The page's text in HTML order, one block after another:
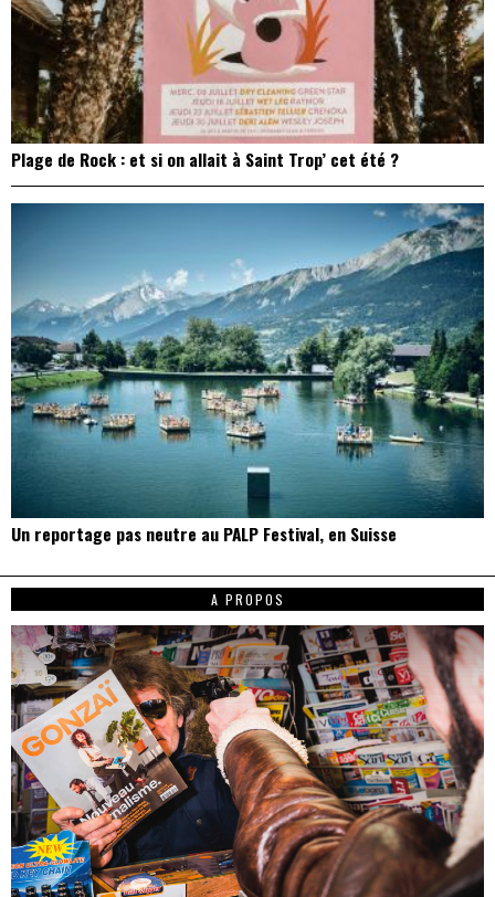
Plage de Rock : et si on allait à Saint Trop’ cet été ?
Un reportage pas neutre au PALP Festival, en Suisse
A PROPOS